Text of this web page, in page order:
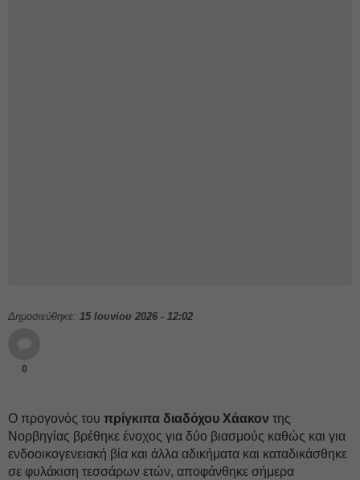
Δημοσιεύθηκε: 15 Ιουνίου 2026 - 12:02
0
Ο προγονός του πρίγκιπα διαδόχου Χάακον της
Νορβηγίας βρέθηκε ένοχος για δύο βιασμούς καθώς και για
ενδοοικογενειακή βία και άλλα αδικήματα και καταδικάσθηκε
σε φυλάκιση τεσσάρων ετών, αποφάνθηκε σήμερα